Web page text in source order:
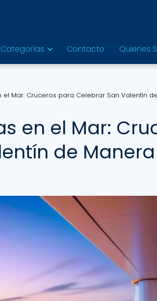
Categorías Contacto Quienes
el Mar: Cruceros para Celebrar San Valentín
en el Mar:
de Manera